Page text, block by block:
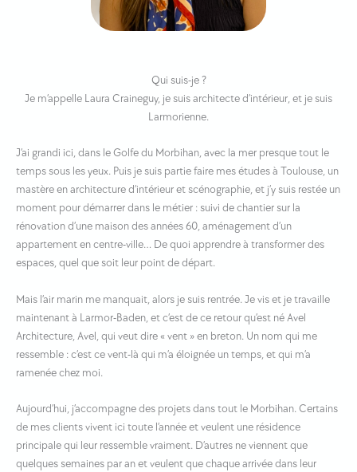
Qui suis-je ?
Je m’appelle Laura Craineguy, je suis architecte d’intérieur, et je suis
Larmorienne.
J’ai grandi ici, dans le Golfe du Morbihan, avec la mer presque tout le
temps sous les yeux. Puis je suis partie faire mes études à Toulouse, un
mastère en architecture d’intérieur et scénographie, et j’y suis restée un
moment pour démarrer dans le métier : suivi de chantier sur la
rénovation d’une maison des années 60, aménagement d’un
appartement en centre-ville… De quoi apprendre à transformer des
espaces, quel que soit leur point de départ.
Mais l’air marin me manquait, alors je suis rentrée. Je vis et je travaille
maintenant à Larmor-Baden, et c’est de ce retour qu’est né Avel
Architecture, Avel, qui veut dire « vent » en breton. Un nom qui me
ressemble : c’est ce vent-là qui m’a éloignée un temps, et qui m’a
ramenée chez moi.
Aujourd’hui, j’accompagne des projets dans tout le Morbihan. Certains
de mes clients vivent ici toute l’année et veulent une résidence
principale qui leur ressemble vraiment. D’autres ne viennent que
quelques semaines par an et veulent que chaque arrivée dans leur